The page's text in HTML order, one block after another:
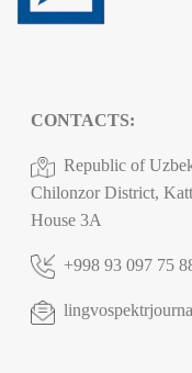
CONTACTS:
Republic of
Chilonzor District,
House 3A
+998 93 097 75